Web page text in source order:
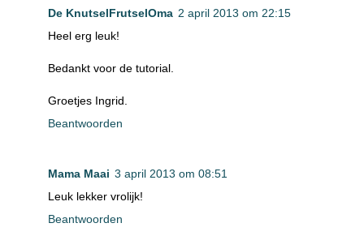
De KnutselFrutselOma 2 april 2013 om 22:15
Heel erg leuk!
Bedankt voor de tutorial.
Groetjes Ingrid.
Beantwoorden
Mama Maai 3 april 2013 om 08:51
Leuk lekker vrolijk!
Beantwoorden